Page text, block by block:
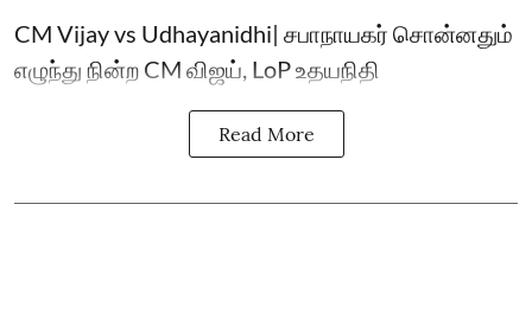
CM Vijay vs Udhayanidhi| சபாநாயகர் சொன்னதும்
எழுந்து நின்ற CM விஜய், LoP உதயநிதி
Read More